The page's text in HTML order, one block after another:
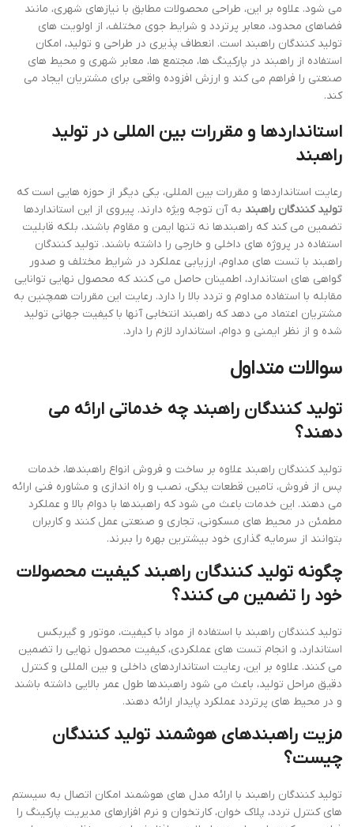
می شود. علاوه بر این، طراحی محصولات مطابق با نیازهای شهری، مانند
فضاهای محدود، معابر پرتردد و شرایط جوی مختلف، از اولویت های
تولید کنندگان راهبند است. انعطاف پذیری در طراحی و تولید، امکان
استفاده از راهبند در پارکینگ ها، مجتمع ها، معابر شهری و محیط های
صنعتی را فراهم می کند و ارزش افزوده واقعی برای مشتریان ایجاد می
کند.
استانداردها و مقررات بین المللی در تولید
راهبند
رعایت استانداردها و مقررات بین المللی، یکی دیگر از حوزه هایی است که
تولید کنندگان راهبند به آن توجه ویژه دارند. پیروی از این استانداردها
تضمین می کند که راهبندها نه تنها ایمن و مقاوم باشند، بلکه قابلیت
استفاده در پروژه های داخلی و خارجی را داشته باشند. تولید کنندگان
راهبند با تست های مداوم، ارزیابی عملکرد در شرایط مختلف و صدور
گواهی های استاندارد، اطمینان حاصل می کنند که محصول نهایی توانایی
مقابله با استفاده مداوم و تردد بالا را دارد. رعایت این مقررات همچنین به
مشتریان اعتماد می دهد که راهبند انتخابی آنها با کیفیت جهانی تولید
شده و از نظر ایمنی و دوام، استاندارد لازم را دارد.
سوالات متداول
تولید کنندگان راهبند چه خدماتی ارائه می
دهند؟
تولید کنندگان راهبند علاوه بر ساخت و فروش انواع راهبندها، خدمات
پس از فروش، تامین قطعات یدکی، نصب و راه اندازی و مشاوره فنی ارائه
می دهند. این خدمات باعث می شود که راهبندها با دوام بالا و عملکرد
مطمئن در محیط های مسکونی، تجاری و صنعتی عمل کنند و کاربران
بتوانند از سرمایه گذاری خود بیشترین بهره را ببرند.
چگونه تولید کنندگان راهبند کیفیت محصولات
خود را تضمین می کنند؟
تولید کنندگان راهبند با استفاده از مواد با کیفیت، موتور و گیربکس
استاندارد، و انجام تست های عملکردی، کیفیت محصول نهایی را تضمین
می کنند. علاوه بر این، رعایت استانداردهای داخلی و بین المللی و کنترل
دقیق مراحل تولید، باعث می شود راهبندها طول عمر بالایی داشته باشند
و در محیط های پرتردد عملکرد پایدار ارائه دهند.
مزیت راهبندهای هوشمند تولید کنندگان
چیست؟
تولید کنندگان راهبند با ارائه مدل های هوشمند امکان اتصال به سیستم
های کنترل تردد، پلاک خوان، کارتخوان و نرم افزارهای مدیریت پارکینگ را